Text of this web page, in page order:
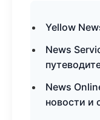
Yellow
News
News
новости и